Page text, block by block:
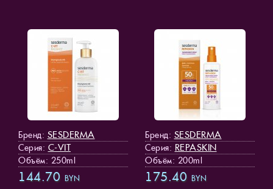
Бренд: SESDERMA
Серия: C-VIT
Объём: 250ml
144.70 BYN
Бренд: SESDERMA
Серия: REPASKIN
Объём: 200ml
175.40 BYN